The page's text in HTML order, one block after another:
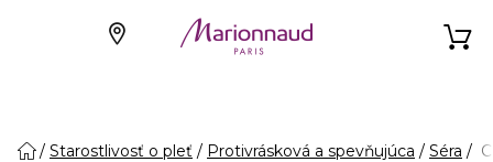
Starostlivosť o pleť Protivrásková a spevňujúca Séra